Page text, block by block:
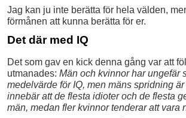
Jag kan ju inte berätta för hela välden,
förmånen att kunna berätta för er.
Det där med IQ
Det som gav en kick denna gång var att
utmanades: Män och kvinnor har ungefär
medelvärde för IQ, men mäns spridning
innebär att de flesta idioter och de flesta
män, medan fler kvinnor tenderar att vara